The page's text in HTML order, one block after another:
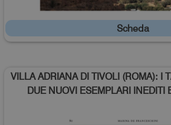
Scheda
VILLA ADRIANA DI TIVOLI (ROMA): I
DUE NUOVI ESEMPLARI INEDITI